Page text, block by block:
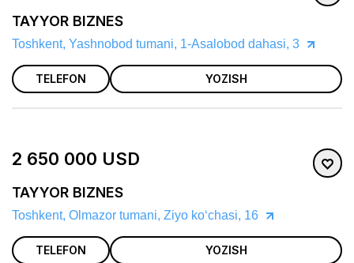
TAYYOR BIZNES
Toshkent, Yashnobod tumani, 1-Asalobod dahasi, 3
TELEFON YOZISH
2 650 000 USD
TAYYOR BIZNES
Toshkent, Olmazor tumani, Ziyo koʻchasi, 16
TELEFON YOZISH